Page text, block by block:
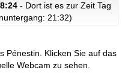
- Dort ist es zur Zeit Tag
21:32)
Pénestin.
Klicken Sie auf das
Webcam zu sehen.